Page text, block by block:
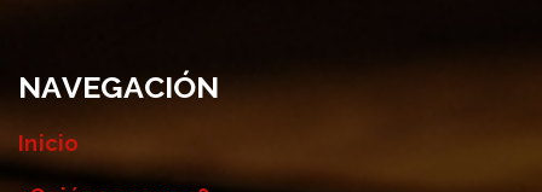
NAVEGACIÓN
Inicio